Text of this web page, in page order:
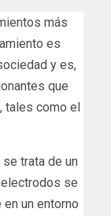
más
es
y es,
que
, tales como el
trata de un
se
un entorno